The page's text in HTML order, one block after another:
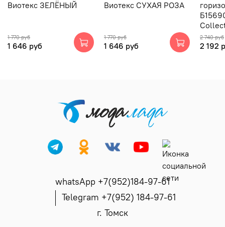
Виотекс ЗЕЛЁНЫЙ
1 770 руб
1 646 руб
Виотекс СУХАЯ РОЗА
1 770 руб
1 646 руб
2 740 руб
2 192
whatsApp +7(952)184-97-61
Telegram +7(952) 184-97-61
г. Томск